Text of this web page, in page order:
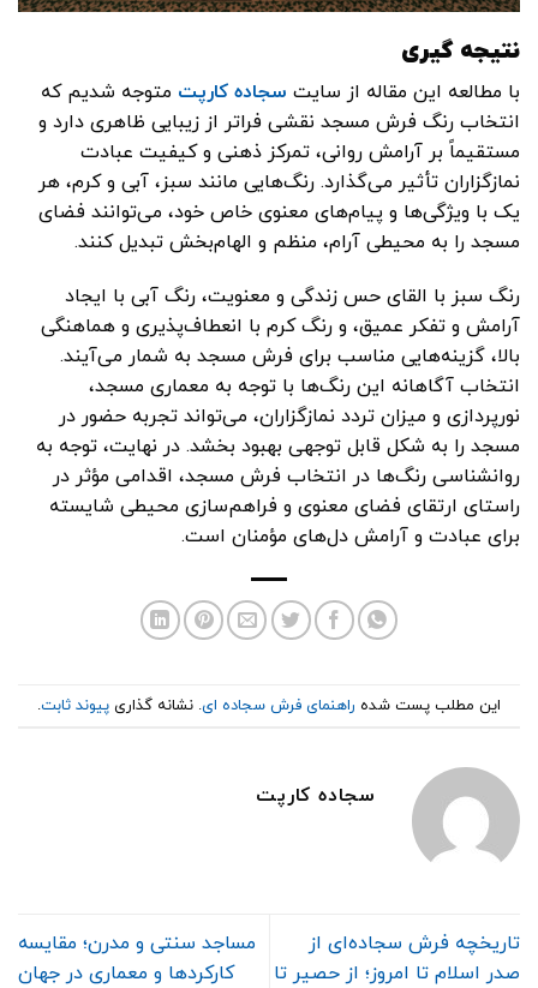
نتیجه‌ گیری
با مطالعه این مقاله از سایت سجاده کارپت متوجه شدیم که
انتخاب رنگ فرش مسجد نقشی فراتر از زیبایی ظاهری دارد و
مستقیماً بر آرامش روانی، تمرکز ذهنی و کیفیت عبادت
نمازگزاران تأثیر می‌گذارد. رنگ‌هایی مانند سبز، آبی و کرم، هر
یک با ویژگی‌ها و پیام‌های معنوی خاص خود، می‌توانند فضای
مسجد را به محیطی آرام، منظم و الهام‌بخش تبدیل کنند.
رنگ سبز با القای حس زندگی و معنویت، رنگ آبی با ایجاد
آرامش و تفکر عمیق، و رنگ کرم با انعطاف‌پذیری و هماهنگی
بالا، گزینه‌هایی مناسب برای فرش مسجد به شمار می‌آیند.
انتخاب آگاهانه این رنگ‌ها با توجه به معماری مسجد،
نورپردازی و میزان تردد نمازگزاران، می‌تواند تجربه حضور در
مسجد را به شکل قابل توجهی بهبود بخشد. در نهایت، توجه به
روانشناسی رنگ‌ها در انتخاب فرش مسجد، اقدامی مؤثر در
راستای ارتقای فضای معنوی و فراهم‌سازی محیطی شایسته
برای عبادت و آرامش دل‌های مؤمنان است.
این مطلب پست شده راهنمای فرش سجاده ای. نشانه گذاری پیوند ثابت.
سجاده کارپت
تاریخچه فرش سجاده‌ای از
صدر اسلام تا امروز؛ از حصیر تا
مساجد سنتی و مدرن؛ مقایسه
کارکردها و معماری در جهان